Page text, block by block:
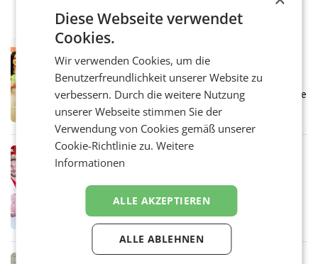
RETAIL
Eine Bühne für Zirkularität: ARA und
Müller informieren am POS über
Kreislauffähigkeit
Über den gesamten August hinweg rücken die
Altstoff Recycling Austria AG (ARA) und der
„Kreislauf-Helden“ in allen österreichischen
Müller-Filialen
RETAIL
Penny modernisiert zwei Filialen in
Ober- und Niederösterreich
WIENER NEUDORF. – Im Rahmen einer
laufenden Modernisierungsoffensive
erneuert Penny zwei Filialen in Nieder- und
Oberösterreich. Die beiden Standorte liegen
Diese Webseite verwendet
Cookies.
Wir verwenden Cookies, um die
Benutzerfreundlichkeit unserer Website zu
verbessern. Durch die weitere Nutzung
unserer Webseite stimmen Sie der
Verwendung von Cookies gemäß unserer
Cookie-Richtlinie zu.Weitere
Informationen
ALLE AKZEPTIEREN
ALLE ABLEHNEN